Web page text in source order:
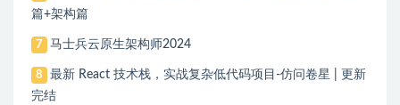
篇+架构篇
7 马士兵云原生架构师2024
8
最新 React 技术栈，实战复杂低代码项目-仿问卷星 | 更新
完结